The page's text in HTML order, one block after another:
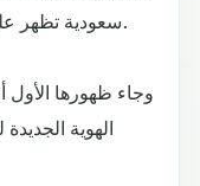
سعودية تظهر على النشرة الرئيسية للشاشة الحكومية.
وجاء ظهورها
الهوية الجديدة